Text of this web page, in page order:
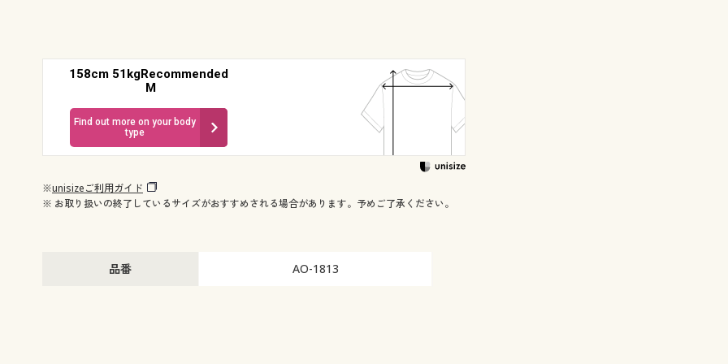
158cm 51kgRecommended
M
Find out more on your body
type
※unisizeご利用ガイド
※ お取り扱いの終了しているサイズがおすすめされる場合があります。予めご了承ください。
品番 AO-1813